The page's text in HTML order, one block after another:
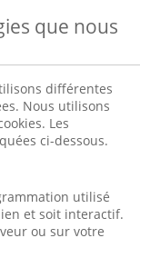
que nous
différentes
Nous utilisons
Les
ci-dessous.
utilisé
et soit interactif.
ou sur votre